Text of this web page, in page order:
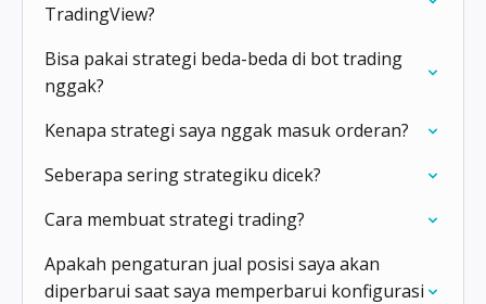
TradingView?
Bisa pakai strategi beda-beda di bot trading
nggak?
Kenapa strategi saya nggak masuk orderan?
Seberapa sering strategiku dicek?
Cara membuat strategi trading?
Apakah pengaturan jual posisi saya akan
diperbarui saat saya memperbarui konfigurasi